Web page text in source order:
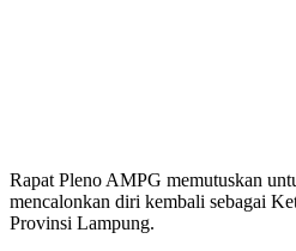
Rapat Pleno AMPG memutuskan
mencalonkan diri kembali sebagai
Provinsi Lampung.